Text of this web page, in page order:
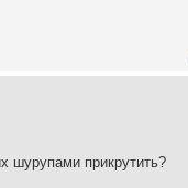
шурупами прикрутить?